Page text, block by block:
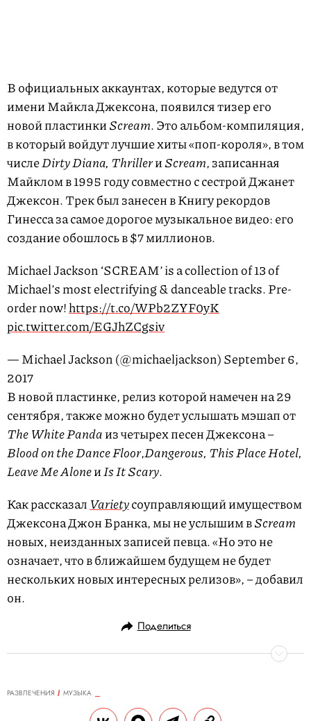
В официальных аккаунтах, которые ведутся от
имени Майкла Джексона, появился тизер его
новой пластинкиScream. Это альбом-компиляция,
в который войдут лучшие хиты «поп-короля», в том
числеDirty Diana, ThrillerиScream, записанная
Майклом в 1995 году совместно с сестрой Джанет
Джексон. Трек был занесен в Книгу рекордов
Гинесса за самое дорогое музыкальное видео: его
создание обошлось в $7 миллионов.
Michael Jackson ‘SCREAM’ is a collection of 13 of
Michael’s most electrifying & danceable tracks. Pre-
order now!https://t.co/WPb2ZYF0yK
pic.twitter.com/EGJhZCgsiv
— Michael Jackson (@michaeljackson) September 6,
2017
В новой пластинке, релиз которой намечен на 29
сентября, также можно будет услышать мэшап от
The White Pandaиз четырех песен Джексона –
Blood on the Dance Floor,Dangerous, This Place Hotel,
Leave Me AloneиIs It Scary.
Как рассказал Varietyсоуправляющий имуществом
Джексона Джон Бранка, мы не услышим вScream
новых, неизданных записей певца. «Но это не
означает, что в ближайшем будущем не будет
нескольких новых интересных релизов», – добавил
он.
Поделиться
РАЗВЛЕЧЕНИЯ
MУЗЫКА
ОБНОВЛЕНО 14.02.2026, 20:28